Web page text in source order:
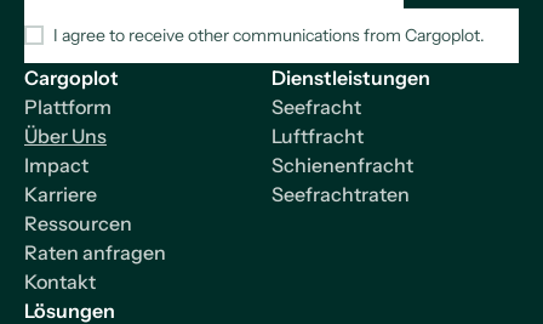
Cargoplot
Plattform
Über Uns
Impact
Karriere
Ressourcen
Raten anfragen
Kontakt
Dienstleistungen
Seefracht
Luftfracht
Schienenfracht
Seefrachtraten
Lösungen
I agree to receive other communications from Cargoplot.